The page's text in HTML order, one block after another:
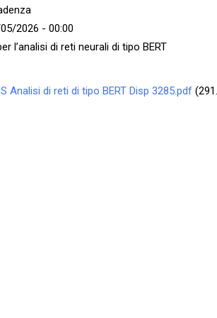
2026 - 00:00
l’analisi di reti neurali di tipo BERT
Analisi di reti di tipo BERT Disp 3285.pdf